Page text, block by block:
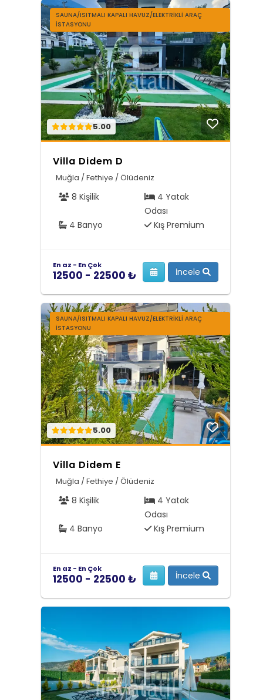
SAUNA/ISITMALI KAPALI HAVUZ/ELEKTRIKLI ARAÇ
İSTASYONU
5.00
Villa Didem D
Muğla / Fethiye / Ölüdeniz
8 Kişilik
4 Yatak
Odası
4 Banyo
Kış Premium
En az - En Çok
12500 - 22500 ₺ İncele
SAUNA/ISITMALI KAPALI HAVUZ/ELEKTRIKLI ARAÇ
İSTASYONU
5.00
Villa Didem E
Muğla / Fethiye / Ölüdeniz
8 Kişilik
4 Yatak
Odası
4 Banyo
Kış Premium
En az - En Çok
12500 - 22500 ₺ İncele